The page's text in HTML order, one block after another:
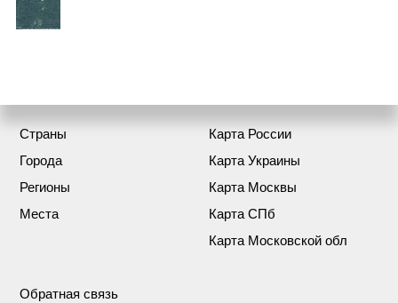
Страны
Города
Регионы
Места
Карта России
Карта Украины
Карта Москвы
Карта СПб
Карта Московской обл
Обратная связь